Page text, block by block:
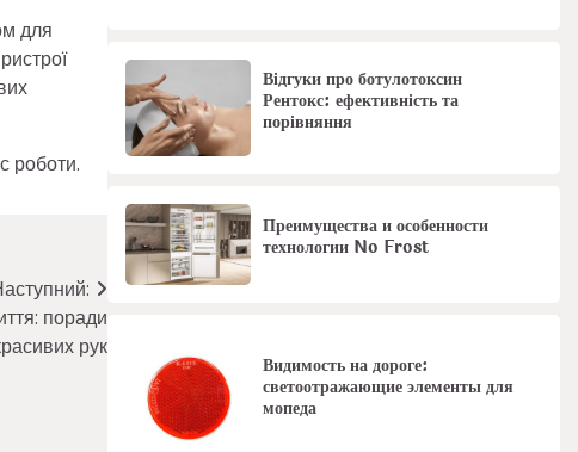
для
роботи.
поради
рук
Відгуки про ботулотоксин
Рентокс: ефективність та
порівняння
Преимущества и особенности
технологии No Frost
Видимость на дороге:
светоотражающие элементы для
мопеда